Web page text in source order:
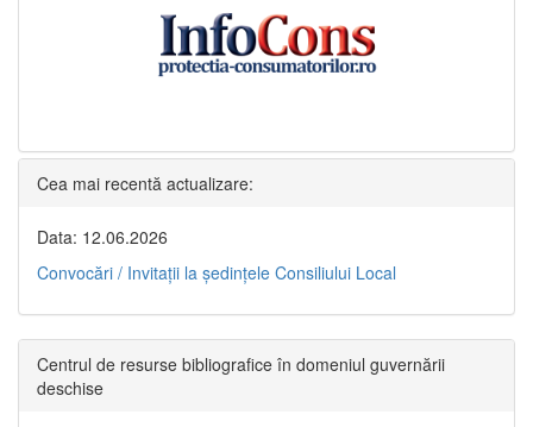
Cea mai recentă actualizare:
Data: 12.06.2026
Convocări / Invitaţii la şedinţele Consiliului Local
Centrul de resurse bibliografice în domeniul guvernării
deschise